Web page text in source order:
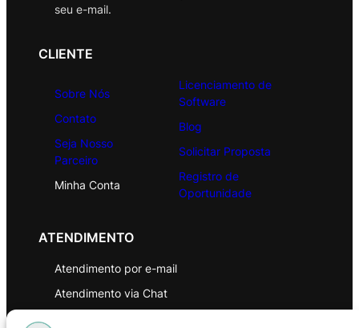
seu e-mail.
CLIENTE
Sobre Nós
Contato
Seja Nosso
Parceiro
Minha Conta
Licenciamento de
Software
Blog
Solicitar Proposta
Registro de
Oportunidade
ATENDIMENTO
Atendimento por e-mail
Atendimento via Chat